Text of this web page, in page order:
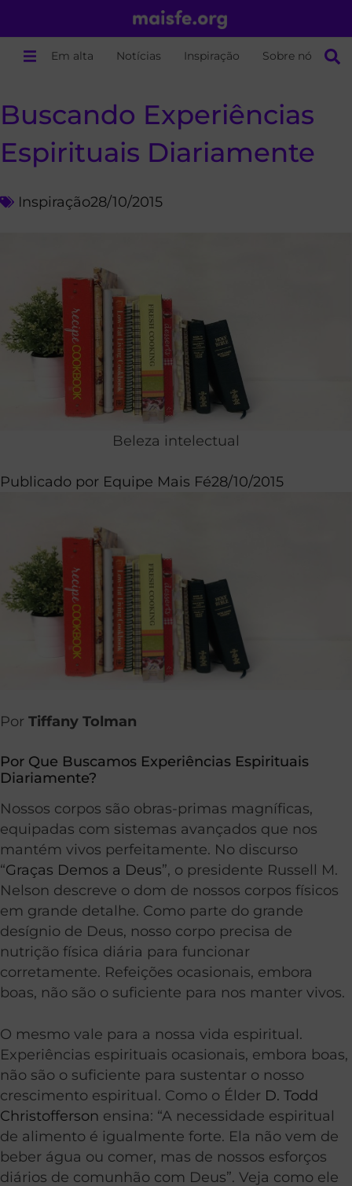
Em alta Notícias Inspiração Sobre nós
Buscando Experiências
Espirituais Diariamente
Inspiração28/10/2015
Beleza intelectual
Publicado por Equipe Mais Fé28/10/2015
Por Tiffany Tolman
Por Que Buscamos Experiências Espirituais
Diariamente?
Nossos corpos são obras-primas magníficas,
equipadas com sistemas avançados que nos
mantém vivos perfeitamente. No discurso
“Graças Demos a Deus”, o presidente Russell M.
Nelson descreve o dom de nossos corpos físicos
em grande detalhe. Como parte do grande
desígnio de Deus, nosso corpo precisa de
nutrição física diária para funcionar
corretamente. Refeições ocasionais, embora
boas, não são o suficiente para nos manter vivos.
O mesmo vale para a nossa vida espiritual.
Experiências espirituais ocasionais, embora boas,
não são o suficiente para sustentar o nosso
crescimento espiritual. Como o Élder D. Todd
Christofferson ensina: “A necessidade espiritual
de alimento é igualmente forte. Ela não vem de
beber água ou comer, mas de nossos esforços
diários de comunhão com Deus”. Veja como ele